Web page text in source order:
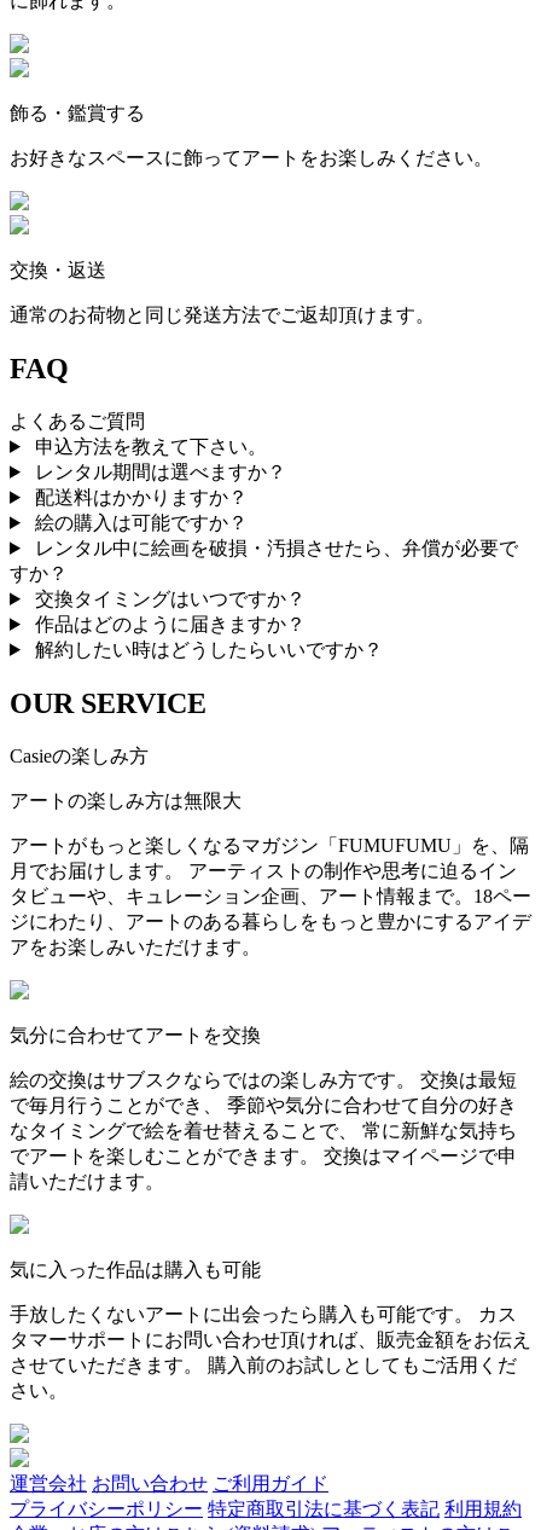
飾る・鑑賞する
お好きなスペースに飾ってアートをお楽しみください。
交換・返送
通常のお荷物と同じ発送方法でご返却頂けます。
FAQ
よくあるご質問
申込方法を教えて下さい。
レンタル期間は選べますか？
配送料はかかりますか？
絵の購入は可能ですか？
レンタル中に絵画を破損・汚損させたら、弁償が必要で
すか？
交換タイミングはいつですか？
作品はどのように届きますか？
解約したい時はどうしたらいいですか？
OUR SERVICE
Casieの楽しみ方
アートの楽しみ方は無限大
アートがもっと楽しくなるマガジン「FUMUFUMU」を、隔
月でお届けします。 アーティストの制作や思考に迫るイン
タビューや、キュレーション企画、アート情報まで。18ペー
ジにわたり、アートのある暮らしをもっと豊かにするアイデ
アをお楽しみいただけます。
気分に合わせてアートを交換
絵の交換はサブスクならではの楽しみ方です。 交換は最短
で毎月行うことができ、 季節や気分に合わせて自分の好き
なタイミングで絵を着せ替えることで、 常に新鮮な気持ち
でアートを楽しむことができます。 交換はマイページで申
請いただけます。
気に入った作品は購入も可能
手放したくないアートに出会ったら購入も可能です。 カス
タマーサポートにお問い合わせ頂ければ、販売金額をお伝え
させていただきます。 購入前のお試しとしてもご活用くだ
さい。
運営会社 お問い合わせ ご利用ガイド
プライバシーポリシー 特定商取引法に基づく表記 利用規約